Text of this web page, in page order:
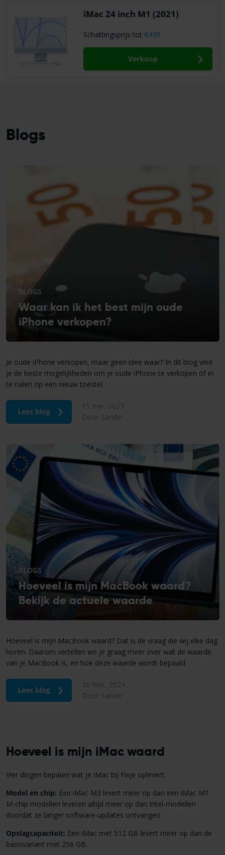
iMac 24 inch M1 (2021)
Schattingsprijs tot €430
Verkoop
Blogs
BLOGS
Waar kan ik het best mijn oude
iPhone verkopen?
Je oude iPhone verkopen, maar geen idee waar? In dit blog vind
je de beste mogelijkheden om je oude iPhone te verkopen of in
te ruilen op een nieuw toestel.
Lees blog
15 mei, 2023
Door Sander
BLOGS
Hoeveel is mijn MacBook waard?
Bekijk de actuele waarde
Hoeveel is mijn MacBook waard? Dat is de vraag die wij elke dag
horen. Daarom vertellen we je graag meer over wat de waarde
van je MacBook is, en hoe deze waarde wordt bepaald.
Lees blog
26 febr, 2024
Door Sander
Hoeveel is mijn iMac waard
Vier dingen bepalen wat je iMac bij Fixje oplevert.
Model en chip: Een iMac M3 levert meer op dan een iMac M1.
M-chip modellen leveren altijd meer op dan Intel-modellen
doordat ze langer software-updates ontvangen.
Opslagcapaciteit: Een iMac met 512 GB levert meer op dan de
basisvariant met 256 GB.